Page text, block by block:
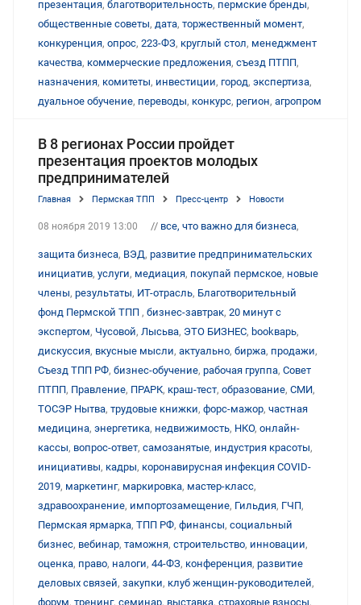
презентация, благотворительность, пермские бренды,
общественные советы, дата, торжественный момент,
конкуренция, опрос, 223-ФЗ, круглый стол, менеджмент
качества, коммерческие предложения, съезд ПТПП,
назначения, комитеты, инвестиции, город, экспертиза,
дуальное обучение, переводы, конкурс, регион, агропром
В 8 регионах России пройдет
презентация проектов молодых
предпринимателей
Главная Пермская ТПП Пресс-центр Новости
08 ноября 2019 13:00 // все, что важно для бизнеса,
защита бизнеса, ВЭД, развитие предпринимательских
инициатив, услуги, медиация, покупай пермское, новые
члены, результаты, ИТ-отрасль, Благотворительный
фонд Пермской ТПП , бизнес-завтрак, 20 минут с
экспертом, Чусовой, Лысьва, ЭТО БИЗНЕС, bookварь,
дискуссия, вкусные мысли, актуально, биржа, продажи,
Съезд ТПП РФ, бизнес-обучение, рабочая группа, Совет
ПТПП, Правление, ПРАРК, краш-тест, образование, СМИ,
ТОСЭР Нытва, трудовые книжки, форс-мажор, частная
медицина, энергетика, недвижимость, НКО, онлайн-
кассы, вопрос-ответ, самозанятые, индустрия красоты,
инициативы, кадры, коронавирусная инфекция COVID-
2019, маркетинг, маркировка, мастер-класс,
здравоохранение, импортозамещение, Гильдия, ГЧП,
Пермская ярмарка, ТПП РФ, финансы, социальный
бизнес, вебинар, таможня, строительство, инновации,
оценка, право, налоги, 44-ФЗ, конференция, развитие
деловых связей, закупки, клуб женщин-руководителей,
форум, тренинг, семинар, выставка, страховые взносы,